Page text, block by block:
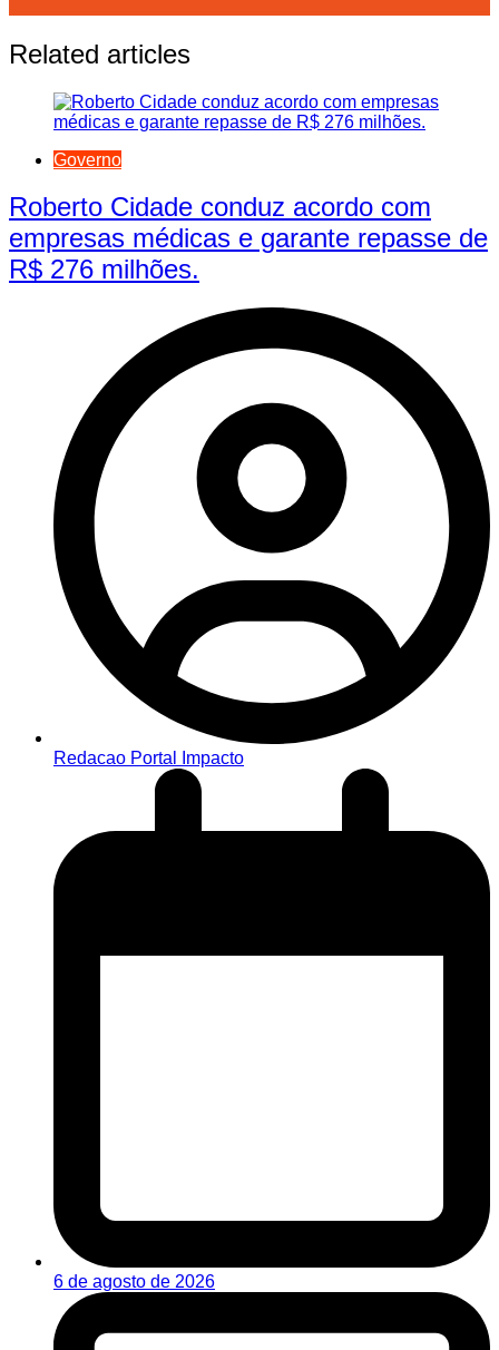
Related articles
Governo
Roberto Cidade conduz acordo com
empresas médicas e garante repasse de
R$ 276 milhões.
Redacao Portal Impacto
6 de agosto de 2026